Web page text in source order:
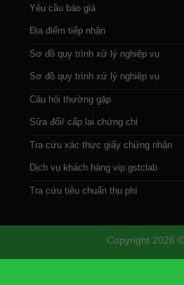
Yêu cầu báo giá
Địa điểm tiếp nhận
Sơ đồ quy trình xử lý nghiệp vụ
Sơ đồ quy trình xử lý nghiệp vụ
Câu hỏi thường gặp
Sửa đổi/ cấp lại chứng chỉ
Tra cứu xác thực giấy chứng nhận
Dịch vụ khách hàng vip.gstclab
Tra cứu tiêu chuẩn thu phí
Copyright 2026 ©